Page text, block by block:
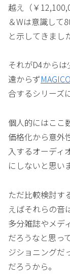
越え（￥
＆Wは意識して
と示してきまし
それがD4からは
遠からずMAGICO
合するシリーズ
個人的にはここ
価格化から意外
入するオーディ
にしないと思い
ただ比較検討す
えばそれらの音
多分雑誌やメデ
だろうなと思っ
ジショニングだ
だろうから。